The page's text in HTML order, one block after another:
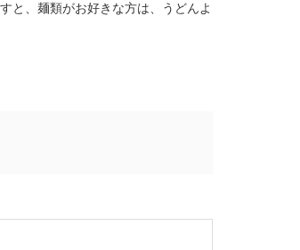
と、麺類がお好きな方は、うどんよ